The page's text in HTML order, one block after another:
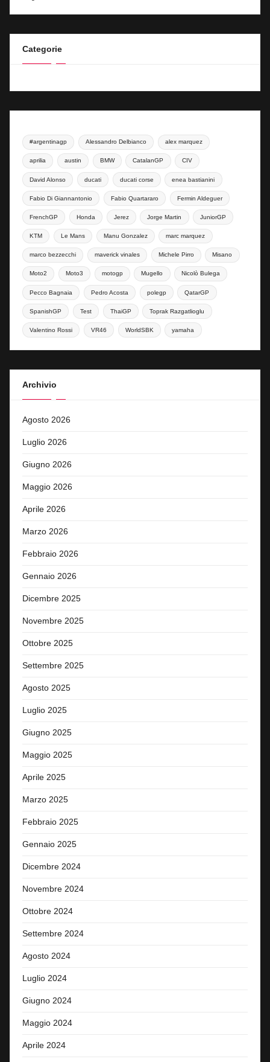
Categorie
#argentinagp Alessandro Delbianco alex marquez
aprilia austin BMW CatalanGP CIV
David Alonso ducati ducati corse enea bastianini
Fabio Di Giannantonio Fabio Quartararo Fermin Aldeguer
FrenchGP Honda Jerez Jorge Martin JuniorGP
KTM Le Mans Manu Gonzalez marc marquez
marco bezzecchi maverick vinales Michele Pirro Misano
Moto2 Moto3 motogp Mugello Nicolò Bulega
Pecco Bagnaia Pedro Acosta polegp QatarGP
SpanishGP Test ThaiGP Toprak Razgatlioglu
Valentino Rossi VR46 WorldSBK yamaha
Archivio
Agosto 2026
Luglio 2026
Giugno 2026
Maggio 2026
Aprile 2026
Marzo 2026
Febbraio 2026
Gennaio 2026
Dicembre 2025
Novembre 2025
Ottobre 2025
Settembre 2025
Agosto 2025
Luglio 2025
Giugno 2025
Maggio 2025
Aprile 2025
Marzo 2025
Febbraio 2025
Gennaio 2025
Dicembre 2024
Novembre 2024
Ottobre 2024
Settembre 2024
Agosto 2024
Luglio 2024
Giugno 2024
Maggio 2024
Aprile 2024